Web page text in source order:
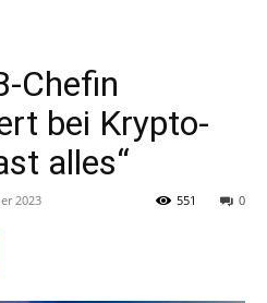
Chefin
bei Krypto-
alles“
2023 0
551